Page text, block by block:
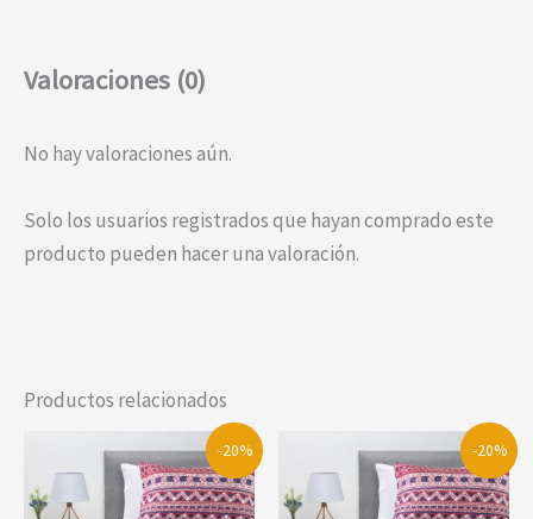
Valoraciones (0)
No hay valoraciones aún.
Solo los usuarios registrados que hayan comprado este
producto pueden hacer una valoración.
Productos relacionados
-20% -20%